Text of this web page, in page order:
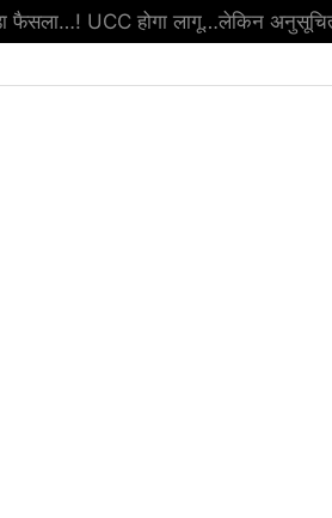
UCC होगा लागू…लेकिन अनुसूचित